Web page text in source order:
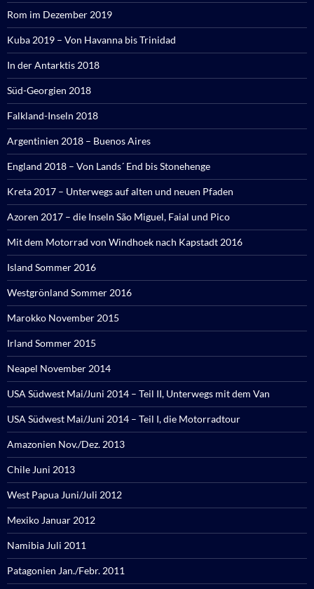
Rom im Dezember 2019
Kuba 2019 – Von Havanna bis Trinidad
In der Antarktis 2018
Süd-Georgien 2018
Falkland-Inseln 2018
Argentinien 2018 – Buenos Aires
England 2018 – Von Lands´ End bis Stonehenge
Kreta 2017 – Unterwegs auf alten und neuen Pfaden
Azoren 2017 – die Inseln São Miguel, Faial und Pico
Mit dem Motorrad von Windhoek nach Kapstadt 2016
Island Sommer 2016
Westgrönland Sommer 2016
Marokko November 2015
Irland Sommer 2015
Neapel November 2014
USA Südwest Mai/Juni 2014 – Teil II, Unterwegs mit dem Van
USA Südwest Mai/Juni 2014 – Teil I, die Motorradtour
Amazonien Nov./Dez. 2013
Chile Juni 2013
West Papua Juni/Juli 2012
Mexiko Januar 2012
Namibia Juli 2011
Patagonien Jan./Febr. 2011